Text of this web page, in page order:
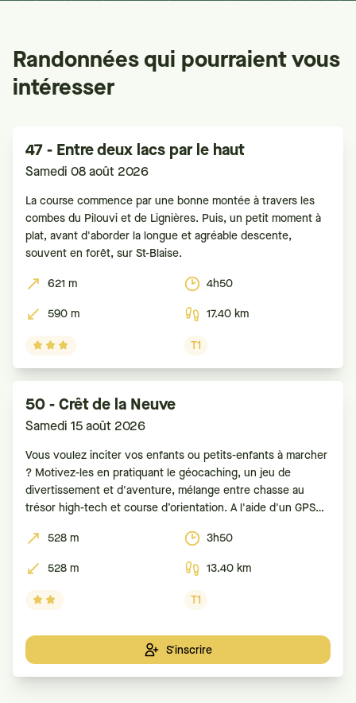
Randonnées qui pourraient vous
intéresser
47 - Entre deux lacs par le haut
Samedi 08 août 2026
La course commence par une bonne montée à travers les
combes du Pilouvi et de Lignières. Puis, un petit moment à
plat, avant d'aborder la longue et agréable descente,
souvent en forêt, sur St-Blaise.
621 m
4h50
590 m
17.40 km
T1
50 - Crêt de la Neuve
Samedi 15 août 2026
Vous voulez inciter vos enfants ou petits-enfants à marcher
? Motivez-les en pratiquant le géocaching, un jeu de
divertissement et d'aventure, mélange entre chasse au
trésor high-tech et course d’orientation. A l'aide d'un GPS
(appelées caches ou géocaches) dissimulées. Pour
528 m
3h50
528 m
13.40 km
T1
S'inscrire